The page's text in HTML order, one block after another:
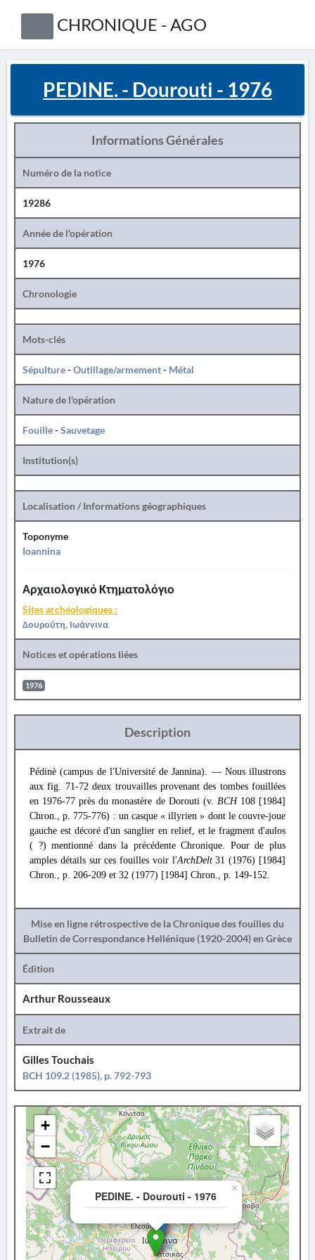
CHRONIQUE - AGO
PEDINE. - Dourouti - 1976
Informations Générales
Numéro de la notice
19286
Année de l'opération
1976
Chronologie
Mots-clés
Sépulture-Outillage/armement- Métal
Nature de l'opération
Fouille-Sauvetage
Institution(s)
Localisation / Informations géographiques
Toponyme
Ioannina
Αρχαιολογικό Κτηματολόγιο
Sites archéologiques :
Δουρούτη, Ιωάννινα
Notices et opérations liées
1976
Description
Pédinè (campus de l'Université de Jannina). — Nous illustrons
aux fig. 71-72 deux trouvailles provenant des tombes fouillées
en 1976-77 près du monastère de Dorouti (v. BCH 108 [1984]
Chron., p. 775-776) : un casque « illyrien » dont le couvre-joue
gauche est décoré d'un sanglier en relief, et le fragment d'aulos
( ?) mentionné dans la précédente Chronique. Pour de plus
amples détails sur ces fouilles voir l'ArchDelt31 (1976) [1984]
Chron., p. 206-209 et 32 (1977) [1984] Chron., p. 149-152.
Mise en ligne rétrospective de la Chronique des fouilles du
Bulletin de Correspondance Hellénique (1920-2004) en Grèce
Édition
Arthur Rousseaux
Extrait de
Gilles Touchais
BCH 109.2 (1985), p. 792-793
PEDINE. - Dourouti - 1976
×
+
−